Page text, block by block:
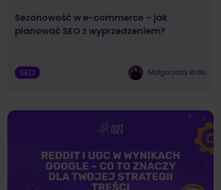
Sezonowość w e-commerce – jak
planować SEO z wyprzedzeniem?
SEO Małgorzata Walo